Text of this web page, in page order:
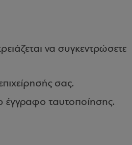
να συγκεντρώσετε
σας.
έγγραφο ταυτοποίησης.